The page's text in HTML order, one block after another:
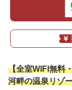
【全室WIFI無料
河畔の温泉リゾ